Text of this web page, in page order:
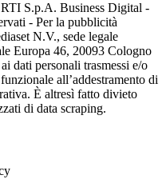
RTI S.p.A. Business Digital -
- Per la pubblicità
N.V., sede legale
Europa 46, 20093 Cologno
dati personali trasmessi e/o
all’addestramento di
È altresì fatto divieto
di data scraping.